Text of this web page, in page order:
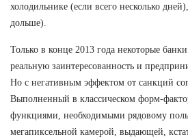
холодильнике (если всего несколько
дольше).
Только в конце 2013 года некоторые
реальную заинтересованность и
Но с негативным эффектом от санкций
Выполненный в классическом форм-
функциями, необходимыми рядовому
мегапиксельной камерой, выдающей,